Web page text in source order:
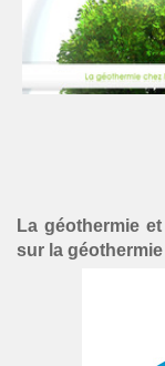
La géothermie
sur la